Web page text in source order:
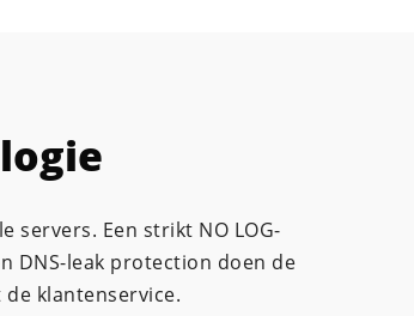
servers. Een strikt NO LOG-
DNS-leak protection doen de
klantenservice.